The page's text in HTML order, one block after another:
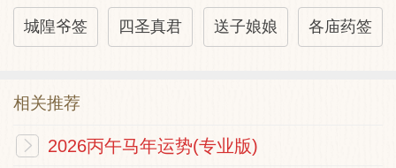
城隍爷签 四圣真君 送子娘娘 各庙药签
相关推荐
2026丙午马年运势(专业版)